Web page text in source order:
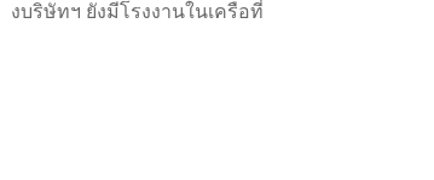
งบริษัทฯ ยังมีโรงงานในเครือที่